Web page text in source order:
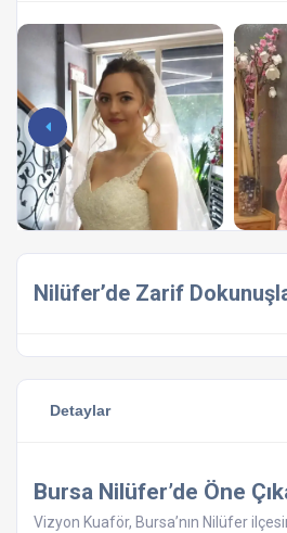
Nilüfer’de Zarif
Detaylar
Bursa Nilüfer’de Öne
Vizyon Kuaför, Bursa’nın Nilüfer